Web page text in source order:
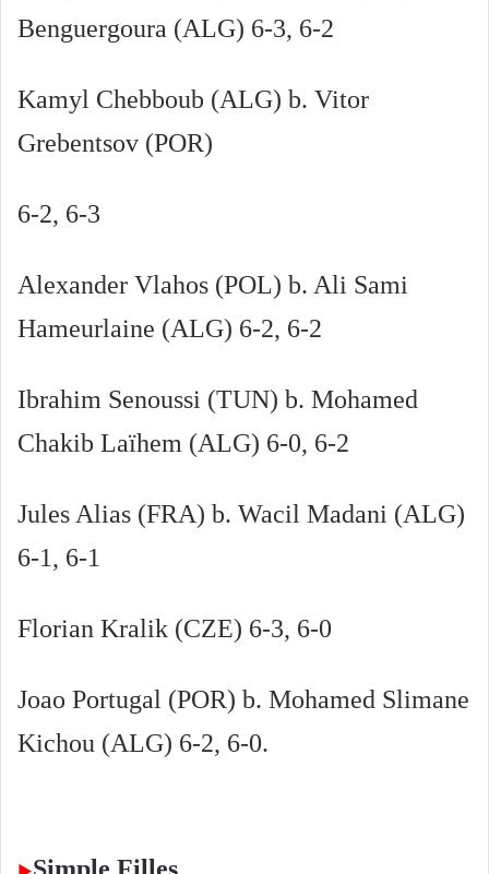
Benguergoura (ALG) 6-3, 6-2
Kamyl Chebboub (ALG) b. Vitor
Grebentsov (POR)
6-2, 6-3
Alexander Vlahos (POL) b. Ali Sami
Hameurlaine (ALG) 6-2, 6-2
Ibrahim Senoussi (TUN) b. Mohamed
Chakib Laïhem (ALG) 6-0, 6-2
Jules Alias (FRA) b. Wacil Madani (ALG)
6-1, 6-1
Florian Kralik (CZE) 6-3, 6-0
Joao Portugal (POR) b. Mohamed Slimane
Kichou (ALG) 6-2, 6-0.